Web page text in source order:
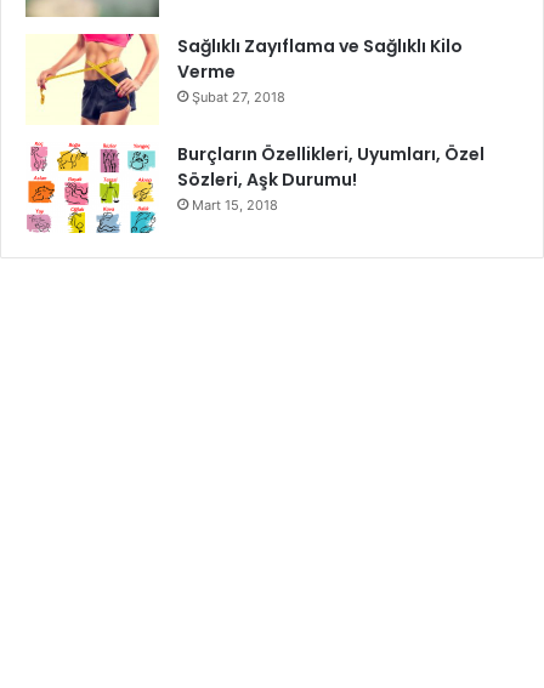
Baklagiller (mercimek ve bezelye gibi)
Fındık (ceviz, badem ve kaju gibi)
Tohumlar (keten tohumu, chia tohumu, kenevir tohumu ve
kabak çekirdeği dahil)
Rafine edilmemiş tahıllar (farro, quinoa ve arpa gibi )
Sağlıklı Zayıflama ve Sağlıklı Kilo
Verme
Şubat 27, 2018
Burçların Özellikleri, Uyumları, Özel
Sözleri, Aşk Durumu!
Mart 15, 2018